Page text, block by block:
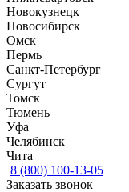
Новокузнецк
Новосибирск
Омск
Пермь
Санкт-Петербург
Сургут
Томск
Тюмень
Уфа
Челябинск
Чита
8 (800) 100-13-05
Заказать звонок